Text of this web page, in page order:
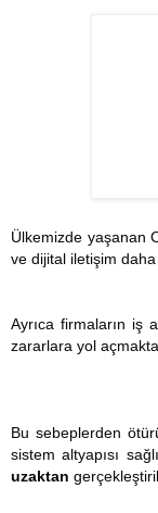
Ülkemizde yaşanan
ve dijital iletişim daha
Ayrıca firmaların iş
zararlara yol
Bu sebeplerden
sistem altyapısı
uzaktan